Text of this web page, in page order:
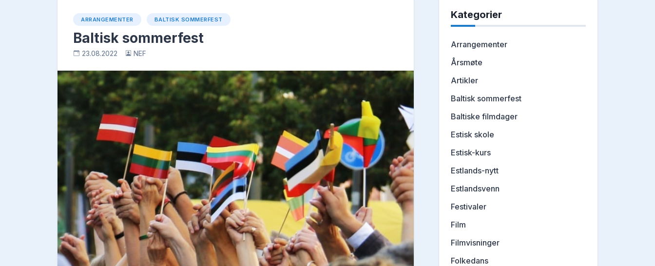
ARRANGEMENTER BALTISK SOMMERFEST
Baltisk sommerfest
23.08.2022 NEF
Kategorier
Arrangementer
Årsmøte
Artikler
Baltisk sommerfest
Baltiske filmdager
Estisk skole
Estisk-kurs
Estlands-nytt
Estlandsvenn
Festivaler
Film
Filmvisninger
Folkedans